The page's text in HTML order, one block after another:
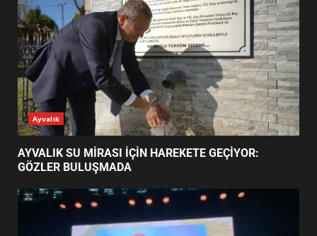
7
BURHANİYE BELEDİYESPOR’DA
YENİ YÖNETİM NASIL
ŞEKİLLENDİ?
1
AYVALIK SU MİRASI İÇİN
HAREKETE GEÇİYOR: GÖZLER
BULUŞMADA
ESA 2026’DA TÜRK BAHARATI
NEYİ TEMSİL ETTİ?
Ayvalık
AYVALIK SU MİRASI İÇİN HAREKETE GEÇİYOR:
GÖZLER BULUŞMADA